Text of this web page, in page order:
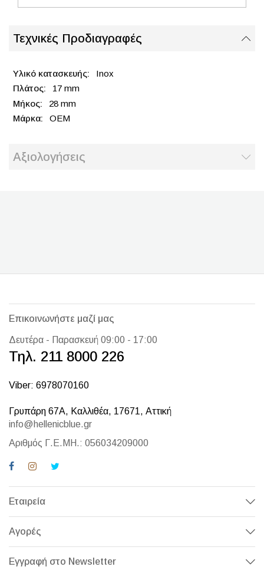
Τεχνικές Προδιαγραφές
Inox
17 mm
28 mm
OEM
Αξιολογήσεις
Επικοινωνήστε μαζί μας
Δευτέρα - Παρασκευή 09:00 - 17:00
Τηλ. 211 8000 226
Viber: 6978070160
Γρυπάρη 67Α, Καλλιθέα, 17671, Αττική
info@hellenicblue.gr
Αριθμός Γ.Ε.ΜΗ.: 056034209000
Εταιρεία
Αγορές
Εγγραφή στο Newsletter